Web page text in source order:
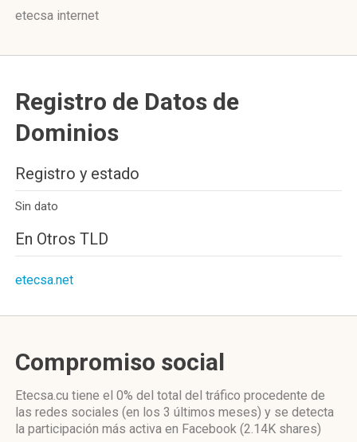
etecsa internet
Registro de Datos de
Dominios
Registro y estado
Sin dato
En Otros TLD
etecsa.net
Compromiso social
Etecsa.cu tiene el 0% del total del tráfico procedente de
las redes sociales (en los 3 últimos meses) y se detecta
la participación más activa en Facebook (2.14K shares)